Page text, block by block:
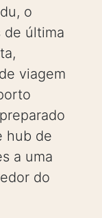
o
de última
viagem
hub de
a uma
do